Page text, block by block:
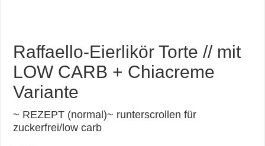
Raffaello-Eierlikör Torte // mit
LOW CARB + Chiacreme
Variante
~ REZEPT (normal)~ runterscrollen für
zuckerfrei/low carb